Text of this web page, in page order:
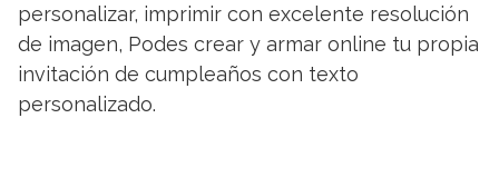
personalizar, imprimir con excelente resolución
de imagen, Podes crear y armar online tu propia
invitación de cumpleaños con texto
personalizado.